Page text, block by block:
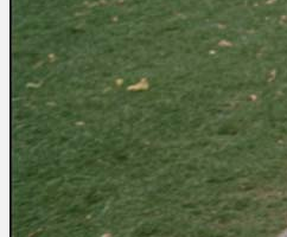
Cannabinoide
THC
CBD
Terpene (Aromen)